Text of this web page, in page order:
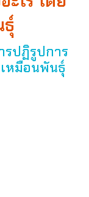
รปฏิรูปการ
หมือนพันธุ์